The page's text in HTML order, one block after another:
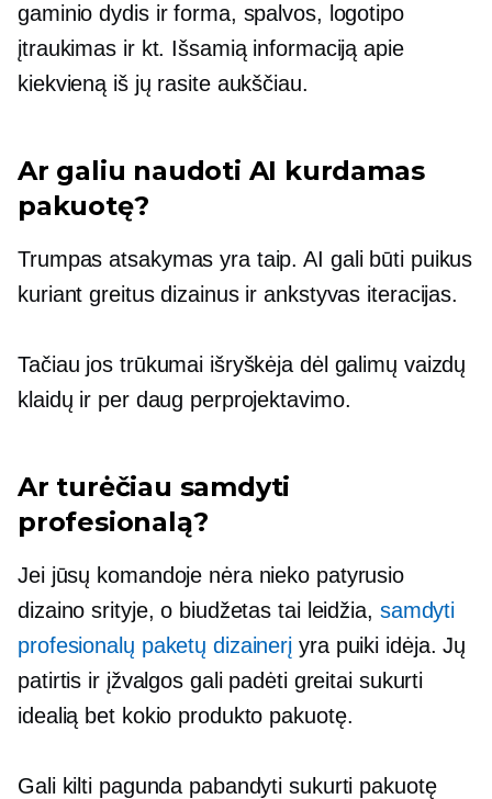
gaminio dydis ir forma, spalvos, logotipo
įtraukimas ir kt. Išsamią informaciją apie
kiekvieną iš jų rasite aukščiau.
Ar galiu naudoti AI kurdamas
pakuotę?
Trumpas atsakymas yra taip. AI gali būti puikus
kuriant greitus dizainus ir ankstyvas iteracijas.
Tačiau jos trūkumai išryškėja dėl galimų vaizdų
klaidų ir per daug perprojektavimo.
Ar turėčiau samdyti
profesionalą?
Jei jūsų komandoje nėra nieko patyrusio
dizaino srityje, o biudžetas tai leidžia, samdyti
profesionalų paketų dizainerį yra puiki idėja. Jų
patirtis ir įžvalgos gali padėti greitai sukurti
idealią bet kokio produkto pakuotę.
Gali kilti pagunda pabandyti sukurti pakuotę